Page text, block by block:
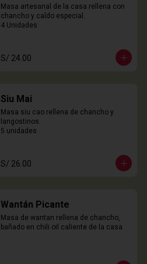
Masa artesanal de la casa rellena con
chancho y caldo especial.
4 Unidades
S/ 24.00
Siu Mai
Masa siu cao rellena de chancho y
langostinos.
5 unidades
S/ 26.00
Wantán Picante
Masa de wantan rellena de chancho,
bañado en chili oil caliente de la casa